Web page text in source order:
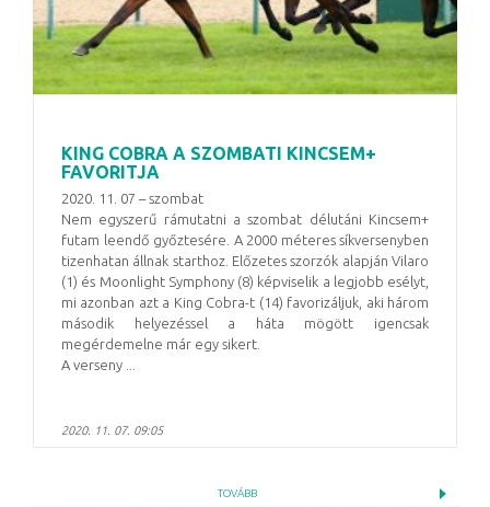
KING COBRA A SZOMBATI KINCSEM+
FAVORITJA
2020. 11. 07 – szombat
Nem egyszerű rámutatni a szombat délutáni Kincsem+
futam leendő győztesére. A 2000 méteres síkversenyben
tizenhatan állnak starthoz. Előzetes szorzók alapján Vilaro
(1) és Moonlight Symphony (8) képviselik a legjobb esélyt,
mi azonban azt a King Cobra-t (14) favorizáljuk, aki három
második helyezéssel a háta mögött igencsak
megérdemelne már egy sikert.
A verseny ...
2020. 11. 07. 09:05
TOVÁBB